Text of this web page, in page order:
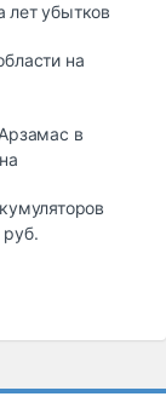
лет убытков
на
в